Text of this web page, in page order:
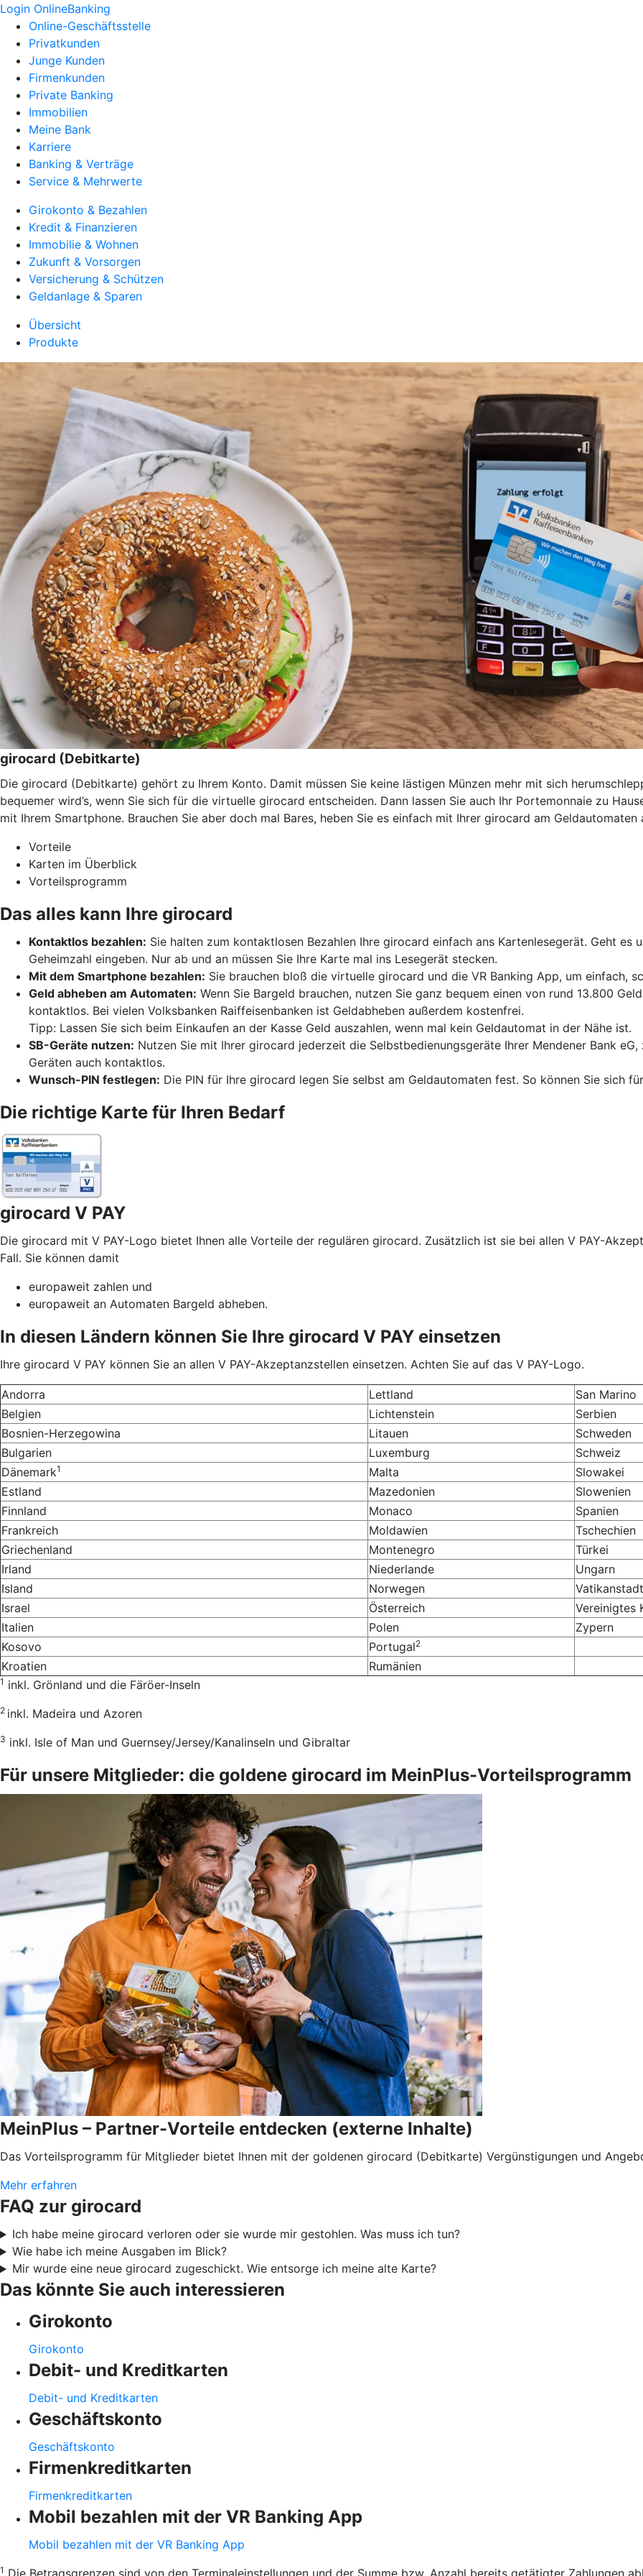
Login OnlineBanking
Online-Geschäftsstelle
Privatkunden
Junge Kunden
Firmenkunden
Private Banking
Immobilien
Meine Bank
Karriere
Banking & Verträge
Service & Mehrwerte
Girokonto & Bezahlen
Kredit & Finanzieren
Immobilie & Wohnen
Zukunft & Vorsorgen
Versicherung & Schützen
Geldanlage & Sparen
Übersicht
Produkte
girocard (Debitkarte)
Die girocard (Debitkarte) gehört zu Ihrem Konto. Damit müssen Sie keine lästigen Münzen mehr mit sich
bequemer wird’s, wenn Sie sich für die virtuelle girocard entscheiden. Dann lassen Sie auch Ihr Portemonnaie zu
mit Ihrem Smartphone. Brauchen Sie aber doch mal Bares, heben Sie es einfach mit Ihrer girocard am Geldautomaten
Vorteile
Karten im Überblick
Vorteilsprogramm
Das alles kann Ihre girocard
Kontaktlos bezahlen: Sie halten zum kontaktlosen Bezahlen Ihre girocard einfach ans Kartenlesegerät. Geht es
Geheimzahl eingeben. Nur ab und an müssen Sie Ihre Karte mal ins Lesegerät stecken.
Mit dem Smartphone bezahlen: Sie brauchen bloß die virtuelle girocard und die VR Banking App, um einfach,
Geld abheben am Automaten: Wenn Sie Bargeld brauchen, nutzen Sie ganz bequem einen von rund 13.800
kontaktlos. Bei vielen Volksbanken Raiffeisenbanken ist Geldabheben außerdem kostenfrei.
Tipp: Lassen Sie sich beim Einkaufen an der Kasse Geld auszahlen, wenn mal kein Geldautomat in der Nähe ist.
SB-Geräte nutzen: Nutzen Sie mit Ihrer girocard jederzeit die Selbstbedienungsgeräte Ihrer Mendener Bank
Geräten auch kontaktlos.
Wunsch-PIN festlegen: Die PIN für Ihre girocard legen Sie selbst am Geldautomaten fest. So können Sie sich
Die richtige Karte für Ihren Bedarf
girocard V PAY
Die girocard mit V PAY-Logo bietet Ihnen alle Vorteile der regulären girocard. Zusätzlich ist sie bei allen V PAY-
Fall. Sie können damit
europaweit zahlen und
europaweit an Automaten Bargeld abheben.
In diesen Ländern können Sie Ihre girocard V PAY einsetzen
Ihre girocard V PAY können Sie an allen V PAY-Akzeptanzstellen einsetzen. Achten Sie auf das V PAY-Logo.
Andorra Lettland
San Marino
Belgien
Lichtenstein
Serbien
Bosnien-Herzegowina
Litauen
Schweden
Bulgarien
Luxemburg
Schweiz
Dänemark1 Malta
Slowakei
Estland
Mazedonien
Slowenien
Finnland
Monaco
Spanien
Frankreich
Moldawien
Tschechien
Griechenland
Montenegro
Türkei
Irland
Niederlande
Ungarn
Island
Norwegen
Vatikanstadt
Israel
Österreich Vereinigtes
Italien Polen
Zypern
Kosovo
Portugal2
Kroatien Rumänien
1 inkl. Grönland und die Färöer-Inseln
2 inkl. Madeira und Azoren
3 inkl. Isle of Man und Guernsey/Jersey/Kanalinseln und Gibraltar
Für unsere Mitglieder: die goldene girocard im MeinPlus-Vorteilsprogramm
MeinPlus – Partner-Vorteile entdecken (externe Inhalte)
Das Vorteilsprogramm für Mitglieder bietet Ihnen mit der goldenen girocard (Debitkarte) Vergünstigungen und
Mehr erfahren
FAQ zur girocard
Ich habe meine girocard verloren oder sie wurde mir gestohlen. Was muss ich tun?
Wie habe ich meine Ausgaben im Blick?
Mir wurde eine neue girocard zugeschickt. Wie entsorge ich meine alte Karte?
Das könnte Sie auch interessieren
Girokonto
Girokonto
Debit- und Kreditkarten
Debit- und Kreditkarten
Geschäftskonto
Geschäftskonto
Firmenkreditkarten
Firmenkreditkarten
Mobil bezahlen mit der VR Banking App
Mobil bezahlen mit der VR Banking App
1